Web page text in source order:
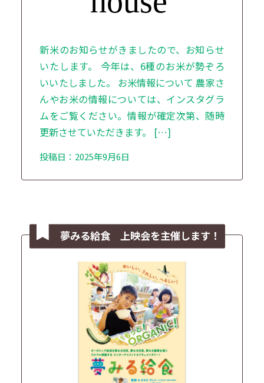
新米のお知らせがきましたので、お知らせ
いたします。 今年は、6種のお米が勢ぞろ
いいたしました。 お米情報について 農家さ
んやお米の情報については、インスタグラ
ムをご覧ください。情報が確定次第、随時
更新させていただきます。 […]
投稿日：2025年9月6日
夢みる給食 上映会を主催します！